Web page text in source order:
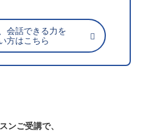
会話できる力を
方はこちら
ンご受講で、